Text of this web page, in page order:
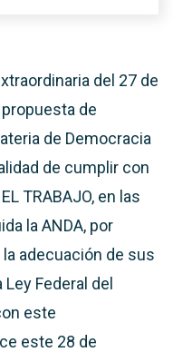
del 27 de
de
de Democracia
de cumplir con
TRABAJO, en las
la ANDA, por
la adecuación de sus
Federal del
este
este 28 de